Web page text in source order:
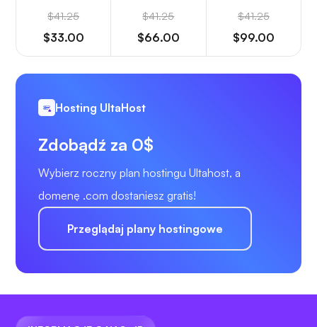
$41.25
$33.00
$41.25
$66.00
$41.25
$99.00
Hosting UltaHost
Zdobądź za 0$
Wybierz roczny plan hostingu Ultahost, a
domenę .com dostaniesz gratis!
Przeglądaj plany hostingowe